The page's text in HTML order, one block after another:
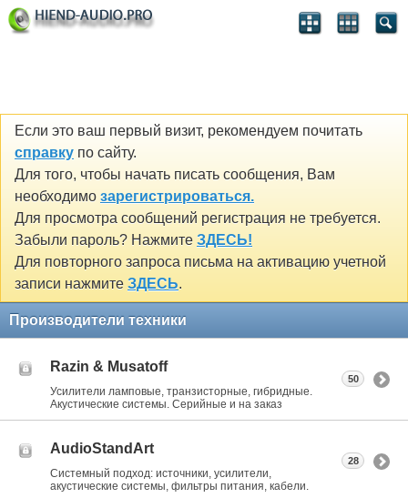
Если это ваш первый визит, рекомендуем почитать
справку по сайту.
Для того, чтобы начать писать сообщения, Вам
необходимо зарегистрироваться.
Для просмотра сообщений регистрация не требуется.
Забыли пароль? Нажмите ЗДЕСЬ!
Для повторного запроса письма на активацию учетной
записи нажмите ЗДЕСЬ.
Производители техники
Razin & Musatoff
Усилители ламповые, транзисторные, гибридные.
Акустические системы. Серийные и на заказ
50
AudioStandArt
Системный подход: источники, усилители,
акустические системы, фильтры питания, кабели.
28